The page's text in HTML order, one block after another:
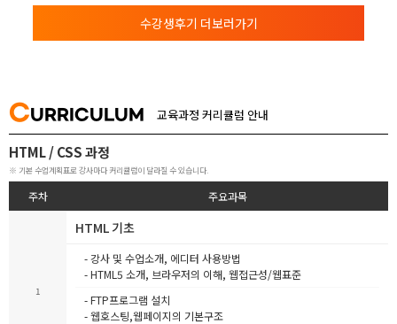
수강생후기 더보러가기
CURRICULUM 교육과정 커리큘럼 안내
HTML / CSS 과정
※ 기본 수업계획표로 강사마다 커리큘럼이 달라질 수 있습니다.
주차 주요과목
1
HTML 기초
- 강사 및 수업소개, 에디터 사용방법
- HTML5 소개, 브라우저의 이해, 웹접근성/웹표준
- FTP프로그램 설치
- 웹호스팅,웹페이지의 기본구조